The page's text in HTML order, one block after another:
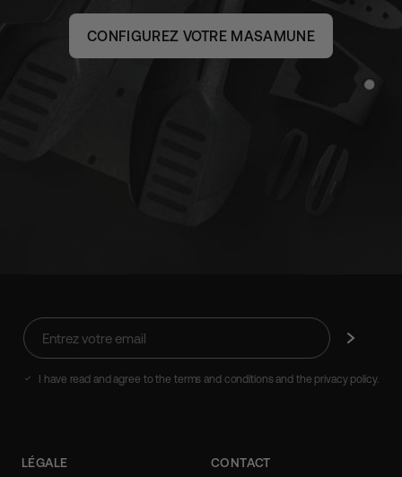
CONFIGUREZ VOTRE MASAMUNE
Entrez
votre
email
Abonnez-
vous
I have read and agree to the terms and conditions and the privacy policy.
LÉGALE CONTACT